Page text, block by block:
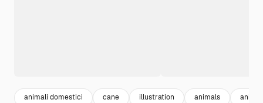
animali domestici cane illustration animals